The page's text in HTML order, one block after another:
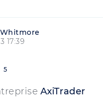
17:39
5
AxiTrader